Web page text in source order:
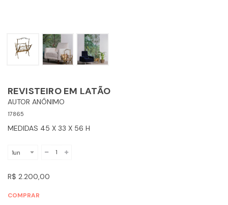
REVISTEIRO EM LATÃO
AUTOR ANÔNIMO
17865
MEDIDAS 45 X 33 X 56 H
R$ 2.200,00
COMPRAR